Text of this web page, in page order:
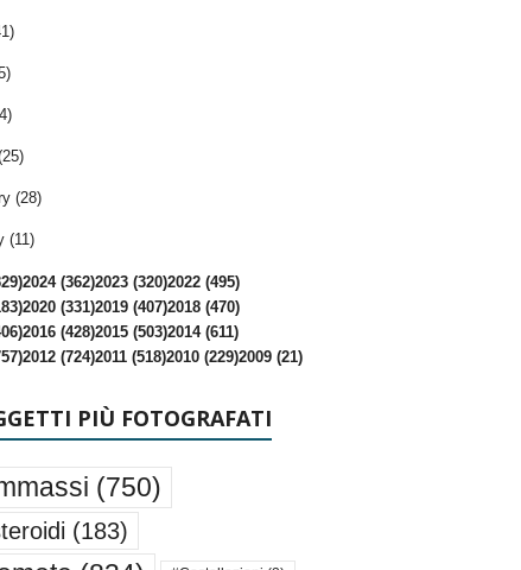
(28)
(11)
2024 (362)2023 (320)2022 (495)
2020 (331)2019 (407)2018 (470)
2016 (428)2015 (503)2014 (611)
2012 (724)2011 (518)2010 (229)2009 (21)
PIÙ FOTOGRAFATI
(750)
(183)